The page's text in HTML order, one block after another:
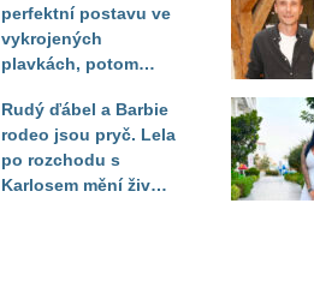
perfektní postavu ve
vykrojených
plavkách, potom
těla
Rudý ďábel a Barbie
rodeo jsou pryč. Lela
po rozchodu s
Karlosem mění život i